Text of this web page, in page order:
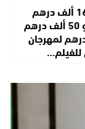
دعم المهرجانات السينمائية بالمغرب: 160 ألف درهم
لمهرجان فاس و80 ألف درهم لإيموزار و 50 ألف درهم
بتازة و30 ألف درهم لمهرجان